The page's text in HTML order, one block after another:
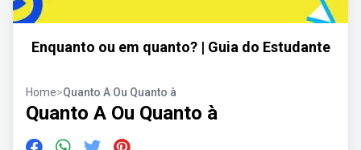
Enquanto ou em quanto? | Guia do Estudante
Home>Quanto A Ou Quanto à
Quanto A Ou Quanto à